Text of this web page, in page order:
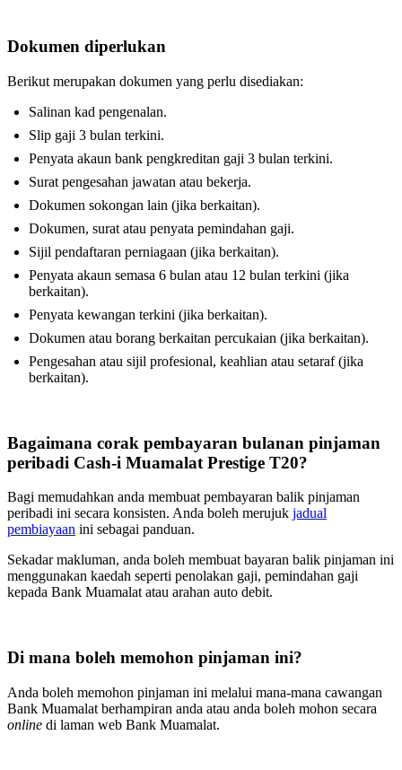
Dokumen diperlukan
Berikut merupakan dokumen yang perlu disediakan:
Salinan kad pengenalan.
Slip gaji 3 bulan terkini.
Penyata akaun bank pengkreditan gaji 3 bulan terkini.
Surat pengesahan jawatan atau bekerja.
Dokumen sokongan lain (jika berkaitan).
Dokumen, surat atau penyata pemindahan gaji.
Sijil pendaftaran perniagaan (jika berkaitan).
Penyata akaun semasa 6 bulan atau 12 bulan terkini (jika
berkaitan).
Penyata kewangan terkini (jika berkaitan).
Dokumen atau borang berkaitan percukaian (jika berkaitan).
Pengesahan atau sijil profesional, keahlian atau setaraf (jika
berkaitan).
Bagaimana corak pembayaran bulanan pinjaman
peribadi Cash-i Muamalat Prestige T20?
Bagi memudahkan anda membuat pembayaran balik pinjaman
peribadi ini secara konsisten. Anda boleh merujuk jadual
pembiayaan ini sebagai panduan.
Sekadar makluman, anda boleh membuat bayaran balik pinjaman ini
menggunakan kaedah seperti penolakan gaji, pemindahan gaji
kepada Bank Muamalat atau arahan auto debit.
Di mana boleh memohon pinjaman ini?
Anda boleh memohon pinjaman ini melalui mana-mana cawangan
Bank Muamalat berhampiran anda atau anda boleh mohon secara
online di laman web Bank Muamalat.